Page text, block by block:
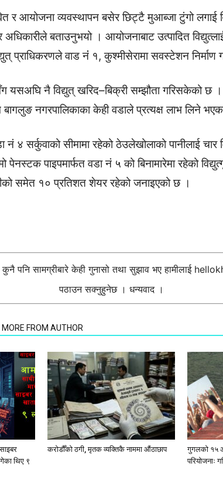
र आयोजना व्यवस्थापन बसेर छिट्टै मुआब्जा टुंगो लगाई
अधिकारीले बताउनुभयो । आयोजनाबाट उत्पादित
प्राधिकरणले वाड नंं १, कुश्मीसेरामा सवस्टेशन निर्माण
यसअघि नै विद्युत् खरिद–बिक्री सम्झौता गरिसकेको छ
बागलुङ नगरपालिकाका केही वडाले प्रत्यक्ष लाभ लिने
४ सर्कुवाको सीमामा रहेको ठेउलेखोलाको पानीलाई चार
पेनस्टक पाइपमार्फत वडा नं ५ को बिनामारेमा रहेको
समेत १० प्रतिशत शेयर रहेको जनाइएको छ ।
पनि सामग्रीबारे केही गुनासो तथा सुझाव भए हामीलाई
पठाउन सक्नुहुनेछ । धन्यवाद ।
MORE FROM AUTHOR
थिए ९
करोडौँको ठगी, मृतक व्यक्तिकै नाममा औंठाछाप
गुगलको १५
परियोजनाः